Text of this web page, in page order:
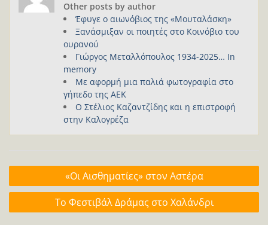
Other posts by author
Έφυγε ο αιωνόβιος της «Μουταλάσκη»
Ξανάσμιξαν οι ποιητές στο Κοινόβιο του
ουρανού
Γιώργος Μεταλλόπουλος 1934-2025… In
memory
Με αφορμή μια παλιά φωτογραφία στο
γήπεδο της ΑΕΚ
Ο Στέλιος Καζαντζίδης και η επιστροφή
στην Καλογρέζα
Πλοήγηση
άρθρων
«Οι Αισθηματίες» στον Αστέρα
Το Φεστιβάλ Δράμας στο Χαλάνδρι